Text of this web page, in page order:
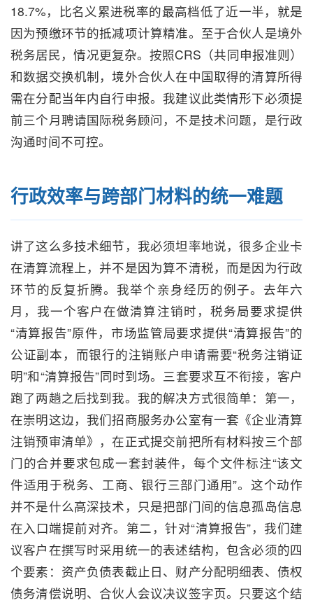
18.7%，比名义累进税率的最高档低了近一半，就是
因为预缴环节的抵减项计算精准。至于合伙人是境外
税务居民，情况更复杂。按照CRS（共同申报准则）
和数据交换机制，境外合伙人在中国取得的清算所得
需在分配当年内自行申报。我建议此类情形下必须提
前三个月聘请国际税务顾问，不是技术问题，是行政
沟通时间不可控。
行政效率与跨部门材料的统一难题
讲了这么多技术细节，我必须坦率地说，很多企业卡
在清算流程上，并不是因为算不清税，而是因为行政
环节的反复折腾。我举个亲身经历的例子。去年六
月，我一个客户在做清算注销时，税务局要求提供
“清算报告”原件，市场监管局要求提供“清算报告”的
公证副本，而银行的注销账户申请需要“税务注销证
明”和“清算报告”同时到场。三套要求互不衔接，客户
跑了两趟之后找到我。我的解决方式很简单：第一，
在崇明这边，我们招商服务办公室有一套《企业清算
注销预审清单》，在正式提交前把所有材料按三个部
门的合并要求包成一套封装件，每个文件标注“该文
件适用于税务、工商、银行三部门通用”。这个动作
并不是什么高深技术，只是把部门间的信息孤岛信息
在入口端提前对齐。第二，针对“清算报告”，我们建
议客户在撰写时采用统一的表述结构，包含必须的四
个要素：资产负债表截止日、财产分配明细表、债权
债务清偿说明、合伙人会议决议签字页。只要这个结